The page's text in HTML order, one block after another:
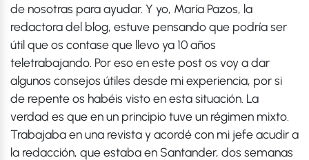
de nosotras para ayudar. Y yo, María Pazos, la
redactora del blog, estuve pensando que podría ser
útil que os contase que llevo ya 10 años
teletrabajando. Por eso en este post os voy a dar
algunos consejos útiles desde mi experiencia, por si
de repente os habéis visto en esta situación. La
verdad es que en un principio tuve un régimen mixto.
Trabajaba en una revista y acordé con mi jefe acudir a
la redacción, que estaba en Santander, dos semanas